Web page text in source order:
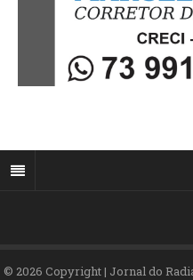
© 2026 Copyright | Jornal do